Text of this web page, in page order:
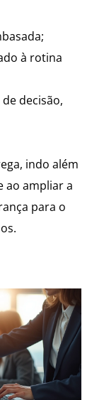
à rotina
decisão,
indo além
ao ampliar a
para o